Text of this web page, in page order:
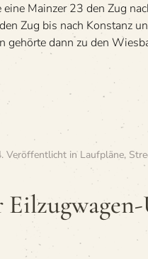
Main­zer 23 den Zug
Zug bis nach Kon­stanz
gehörte dann zu den
. Veröffentlicht in Laufpläne,